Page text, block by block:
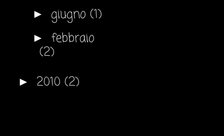
► giugno (1)
► febbraio
(2)
► 2010 (2)